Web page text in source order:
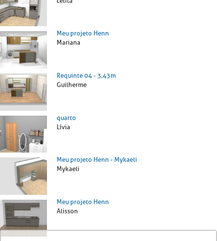
Meu projeto Henn
Mariana
Requinte 04 - 3,43m
Guilherme
quarto
Lívia
Meu projeto Henn - Mykaeli
Mykaeli
Meu projeto Henn
Alisson